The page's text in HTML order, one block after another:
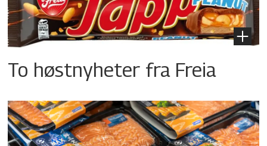
To høstnyheter fra Freia